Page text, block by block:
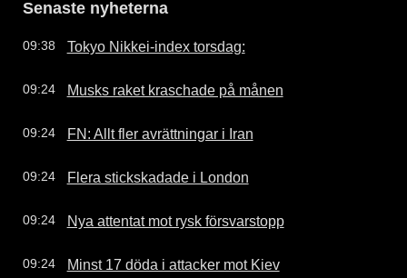
Senaste nyheterna
09:38 Tokyo Nikkei-index torsdag:
09:24 Musks raket kraschade på månen
09:24 FN: Allt fler avrättningar i Iran
09:24 Flera stickskadade i London
09:24 Nya attentat mot rysk försvarstopp
09:24 Minst 17 döda i attacker mot Kiev